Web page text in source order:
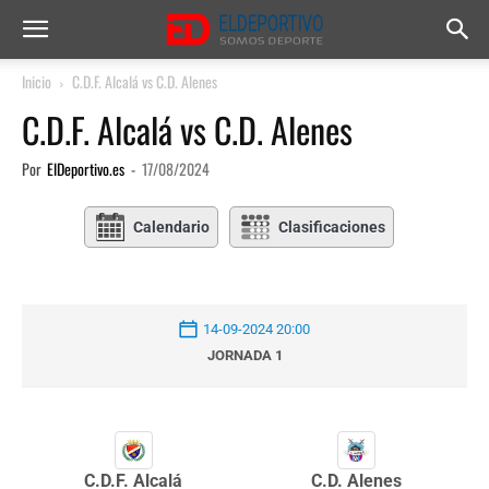
Inicio C.D.F. Alcalá vs C.D. Alenes
C.D.F. Alcalá vs C.D. Alenes
Por ElDeportivo.es - 17/08/2024
Calendario Clasificaciones
14-09-2024 20:00
JORNADA 1
C.D.F. Alcalá C.D. Alenes